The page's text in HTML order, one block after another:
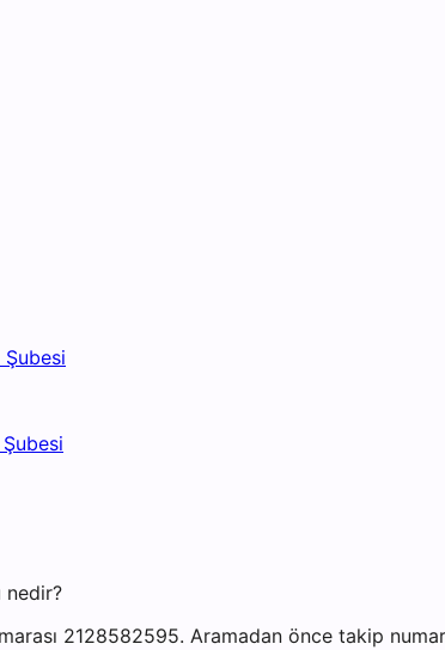
nedir?
2128582595. Aramadan önce takip